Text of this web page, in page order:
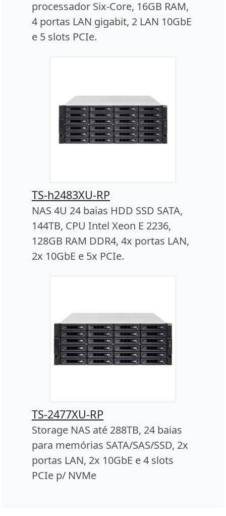
processador Six-Core, 16GB RAM,
4 portas LAN gigabit, 2 LAN 10GbE
e 5 slots PCIe.
TS-h2483XU-RP
NAS 4U 24 baias HDD SSD SATA,
144TB, CPU Intel Xeon E 2236,
128GB RAM DDR4, 4x portas LAN,
2x 10GbE e 5x PCIe.
TS-2477XU-RP
Storage NAS até 288TB, 24 baias
para memórias SATA/SAS/SSD, 2x
portas LAN, 2x 10GbE e 4 slots
PCIe p/ NVMe